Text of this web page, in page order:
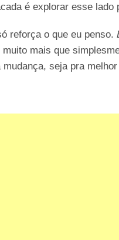
é explorar esse lado
reforça o que eu penso.
muito mais que
seja pra